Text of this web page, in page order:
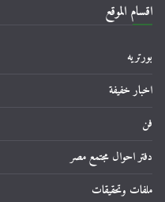
اقسام الموقع
بورتريه
اخبار خفيفة
فن
دفتر احوال مجتمع مصر
ملفات وتحقيقات